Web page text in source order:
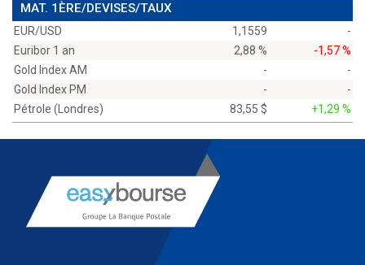
MAT. 1ÈRE/DEVISES/TAUX
EUR/USD 1,1559
-
Euribor 1 an
2,88 %
-1,57 %
Gold Index AM
-
-
Gold Index PM
-
-
Pétrole (Londres)
83,55 $ +1,29 %